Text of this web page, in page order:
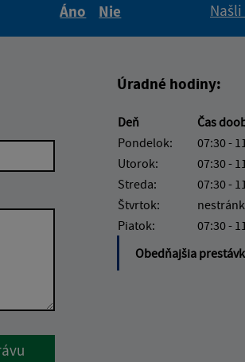
Áno
Nie
Úradné hodiny:
Deň Čas
Pondelok:
07:30 -
Utorok:
07:30 -
Streda:
07:30 -
Štvrtok:
Piatok:
07:30 -
Obedňajšia